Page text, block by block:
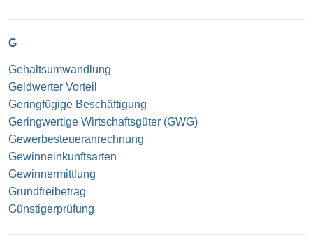
G
Gehaltsumwandlung
Geldwerter Vorteil
Geringfügige Beschäftigung
Geringwertige Wirtschaftsgüter (GWG)
Gewerbesteueranrechnung
Gewinneinkunftsarten
Gewinnermittlung
Grundfreibetrag
Günstigerprüfung